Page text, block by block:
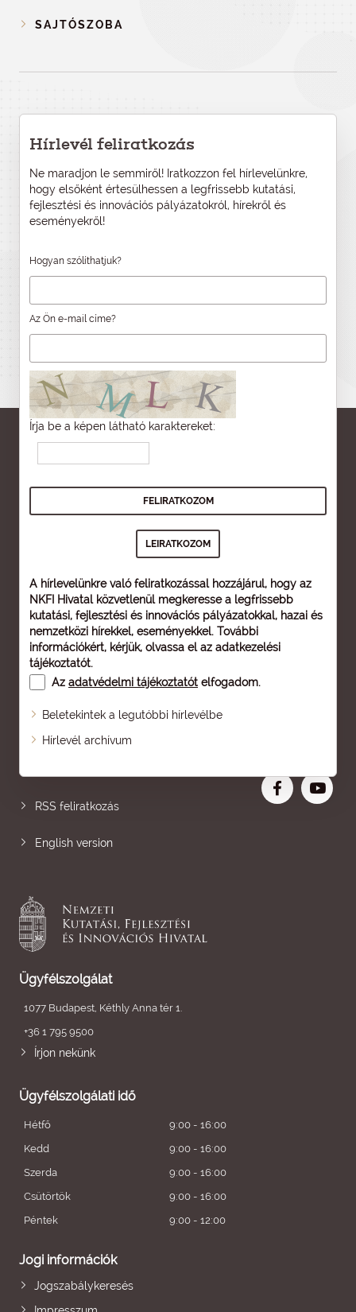
SAJTÓSZOBA
Hírlevél feliratkozás
Ne maradjon le semmiről! Iratkozzon fel hírlevelünkre,
hogy elsőként értesülhessen a legfrissebb kutatási,
fejlesztési és innovációs pályázatokról, hírekről és
eseményekről!
Hogyan szólíthatjuk?
Az Ön e-mail címe?
Írja be a képen látható karaktereket:
A hírlevelünkre való feliratkozással hozzájárul, hogy az
NKFI Hivatal közvetlenül megkeresse a legfrissebb
kutatási, fejlesztési és innovációs pályázatokkal, hazai és
nemzetközi hírekkel, eseményekkel. További
információkért, kérjük, olvassa el az adatkezelési
tájékoztatót.
Az adatvédelmi tájékoztatót elfogadom.
Beletekintek a legutóbbi hírlevélbe
Hírlevél archívum
Oldaltérkép
RSS feliratkozás
English version
Ügyfélszolgálat
1077 Budapest, Kéthly Anna tér 1.
+36 1 795 9500
Írjon nekünk
Ügyfélszolgálati idő
Hétfő
9:00 - 16:00
Kedd
9:00 - 16:00
Szerda
9:00 - 16:00
Csütörtök
9:00 - 16:00
Péntek
9:00 - 12:00
Jogi információk
Jogszabálykeresés